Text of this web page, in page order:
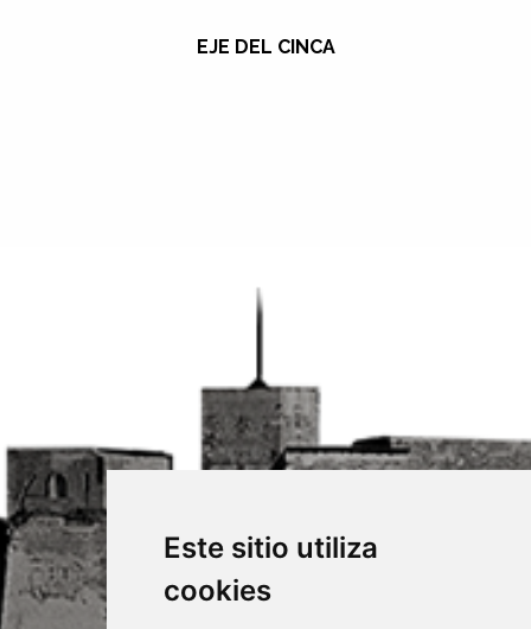
Este sitio utiliza
cookies
EJE DEL CINCA